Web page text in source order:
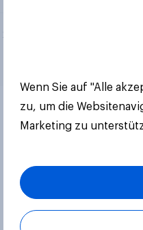
YouGov PLC. Alle Rechte
Wenn Sie auf "Alle
zu, um die
Marketing zu